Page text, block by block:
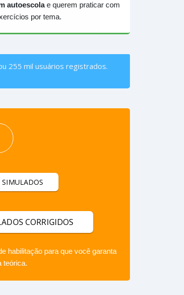
autoescolae querem praticar com
por tema.
255 mil usuários registrados.
SIMULADOS
CORRIGIDOS
habilitação para que você garanta
teórica.